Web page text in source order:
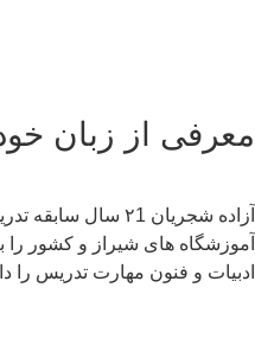
از زبان
آزاده شجریان ۲1 سال
های شیراز و کشور را
و فنون مهارت تدریس را